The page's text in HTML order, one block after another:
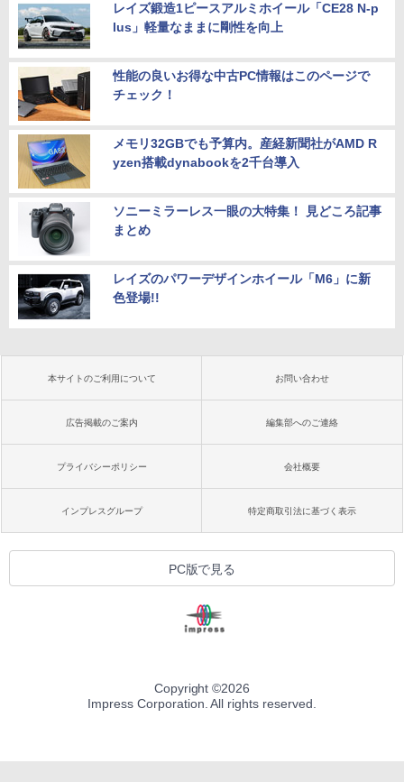
レイズ鍛造1ピースアルミホイール「CE28 N-p
lus」軽量なままに剛性を向上
性能の良いお得な中古PC情報はこのページで
チェック！
メモリ32GBでも予算内。産経新聞社がAMD R
yzen搭載dynabookを2千台導入
ソニーミラーレス一眼の大特集！ 見どころ記事
まとめ
レイズのパワーデザインホイール「M6」に新
色登場!!
本サイトのご利用について お問い合わせ
広告掲載のご案内 編集部へのご連絡
プライバシーポリシー 会社概要
インプレスグループ 特定商取引法に基づく表示
PC版で見る
Copyright ©2026
Impress Corporation. All rights reserved.